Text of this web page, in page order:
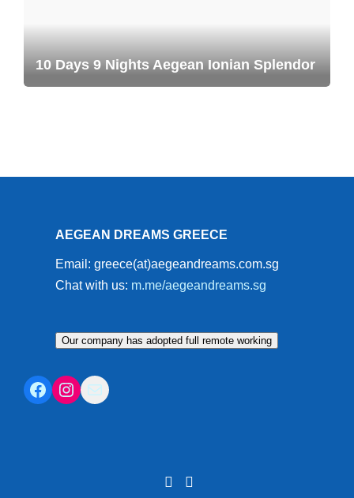
10 Days 9 Nights Aegean Ionian Splendor
AEGEAN DREAMS GREECE
Email: greece(at)aegeandreams.com.sg
Chat with us: m.me/aegeandreams.sg
Our company has adopted full remote working
Facebook Instagram Mail